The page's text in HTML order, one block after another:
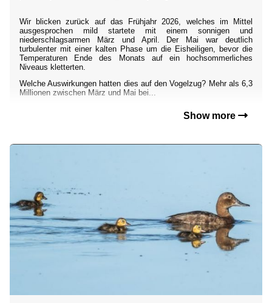
Wir blicken zurück auf das Frühjahr 2026, welches im Mittel
ausgesprochen mild startete mit einem sonnigen und
niederschlagsarmen März und April. Der Mai war deutlich
turbulenter mit einer kalten Phase um die Eisheiligen, bevor die
Temperaturen Ende des Monats auf ein hochsommerliches
Niveaus kletterten.
Welche Auswirkungen hatten dies auf den Vogelzug? Mehr als 6,3
Millionen zwischen März und Mai bei...
Show more